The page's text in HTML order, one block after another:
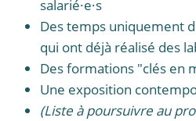
salarié·e·s
Des temps uniquement
qui ont déjà réalisé des
Des formations "clés en
Une exposition
(Liste à poursuivre au